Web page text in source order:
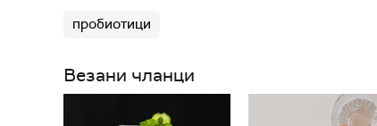
пробиотици
Везани чланци